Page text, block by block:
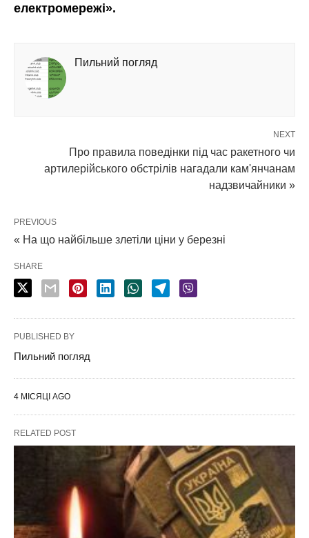
електромережі».
Пильний погляд
NEXT
Про правила поведінки під час ракетного чи
артилерійського обстрілів нагадали кам'янчанам
надзвичайники »
PREVIOUS
« На що найбільше злетіли ціни у березні
SHARE
PUBLISHED BY
Пильний погляд
4 МІСЯЦІ AGO
RELATED POST